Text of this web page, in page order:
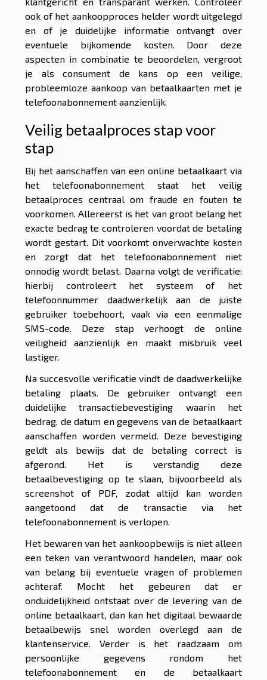
ook of het aankoopproces helder wordt uitgelegd
en of je duidelijke informatie ontvangt over
eventuele bijkomende kosten. Door deze
aspecten in combinatie te beoordelen, vergroot
je als consument de kans op een veilige,
probleemloze aankoop van betaalkaarten met je
telefoonabonnement aanzienlijk.
Veilig betaalproces stap voor
stap
Bij het aanschaffen van een online betaalkaart via
het telefoonabonnement staat het veilig
betaalproces centraal om fraude en fouten te
voorkomen. Allereerst is het van groot belang het
exacte bedrag te controleren voordat de betaling
wordt gestart. Dit voorkomt onverwachte kosten
en zorgt dat het telefoonabonnement niet
onnodig wordt belast. Daarna volgt de verificatie:
hierbij controleert het systeem of het
telefoonnummer daadwerkelijk aan de juiste
gebruiker toebehoort, vaak via een eenmalige
SMS-code. Deze stap verhoogt de online
veiligheid aanzienlijk en maakt misbruik veel
lastiger.
Na succesvolle verificatie vindt de daadwerkelijke
betaling plaats. De gebruiker ontvangt een
duidelijke transactiebevestiging waarin het
bedrag, de datum en gegevens van de betaalkaart
aanschaffen worden vermeld. Deze bevestiging
geldt als bewijs dat de betaling correct is
afgerond. Het is verstandig deze
betaalbevestiging op te slaan, bijvoorbeeld als
screenshot of PDF, zodat altijd kan worden
aangetoond dat de transactie via het
telefoonabonnement is verlopen.
Het bewaren van het aankoopbewijs is niet alleen
een teken van verantwoord handelen, maar ook
van belang bij eventuele vragen of problemen
achteraf. Mocht het gebeuren dat er
onduidelijkheid ontstaat over de levering van de
online betaalkaart, dan kan het digitaal bewaarde
betaalbewijs snel worden overlegd aan de
klantenservice. Verder is het raadzaam om
persoonlijke gegevens rondom het
telefoonabonnement en de betaalkaart